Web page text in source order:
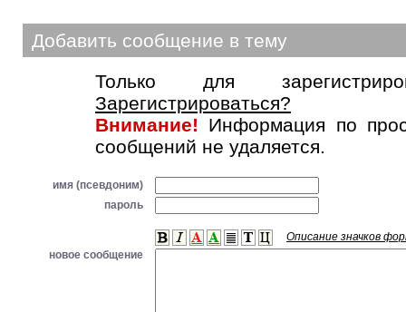
Добавить сообщение в тему
Только для
Зарегистрироваться?
Внимание! Информация по
сообщений не удаляется.
имя (псевдоним)
пароль
Описание значков
новое сообщение